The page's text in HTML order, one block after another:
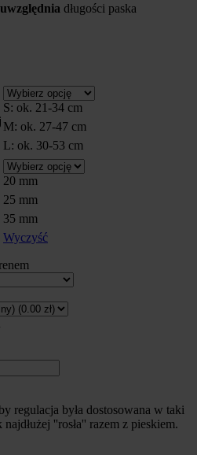
długości paska
S: ok. 21-34 cm
M: ok. 27-47 cm
L: ok. 30-53 cm
20 mm
25 mm
35 mm
Wyczyść
regulacja była dostosowana w taki
''rosła'' razem z pieskiem.